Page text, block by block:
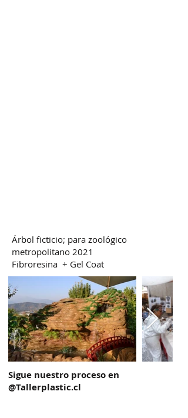
Árbol ficticio; para zoológico
metropolitano 2021
Fibroresina + Gel Coat
Sigue nuestro proceso en
@Tallerplastic.cl